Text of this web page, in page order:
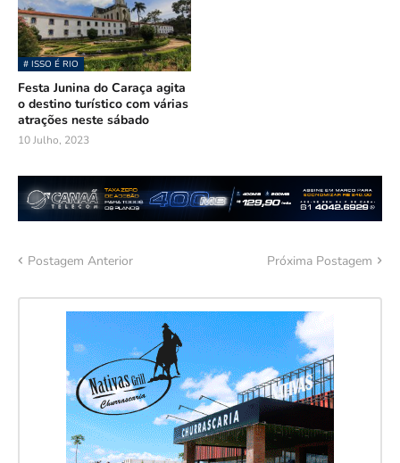
# ISSO É RIO
Festa Junina do Caraça agita
o destino turístico com várias
atrações neste sábado
10 Julho, 2023
Postagem Anterior Próxima Postagem